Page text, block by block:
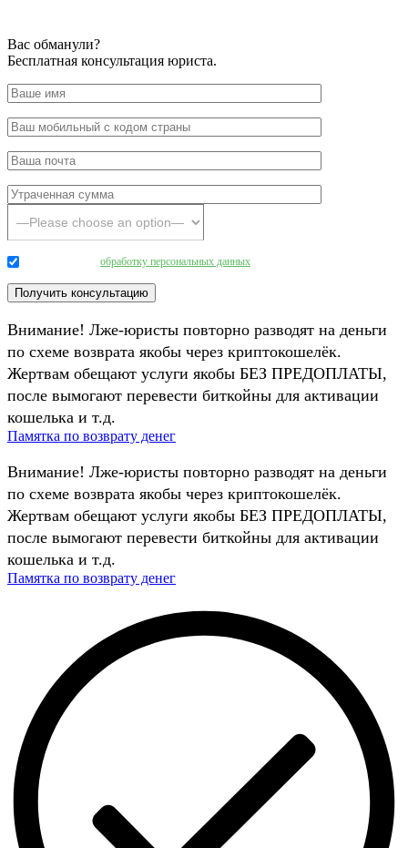
Вас обманули?
Бесплатная консультация юриста.
обработку персональных данных
Внимание! Лже-юристы повторно разводят на деньги
по схеме возврата якобы через криптокошелёк.
Жертвам обещают услуги якобы БЕЗ ПРЕДОПЛАТЫ,
после вымогают перевести биткойны для активации
кошелька и т.д.
Памятка по возврату денег
Внимание! Лже-юристы повторно разводят на деньги
по схеме возврата якобы через криптокошелёк.
Жертвам обещают услуги якобы БЕЗ ПРЕДОПЛАТЫ,
после вымогают перевести биткойны для активации
кошелька и т.д.
Памятка по возврату денег